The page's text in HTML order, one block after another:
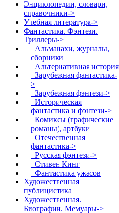
Энциклопедии, словари,
справочники->
Учебная литература->
Фантастика. Фэнтези.
Триллеры->
Альманахи, журналы,
сборники
Альтернативная история
Зарубежная фантастика-
>
Зарубежная фэнтези->
Историческая
фантастика и фэнтези->
Комиксы (графические
романы), артбуки
Отечественная
фантастика->
Русская фэнтези->
Стивен Кинг
Фантастика ужасов
Художественная
публицистика
Художественная.
Биографии. Мемуары->